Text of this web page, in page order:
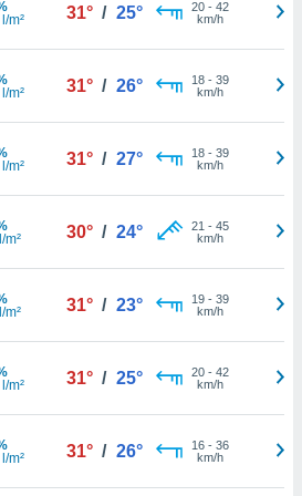
m²
31° / 25° 20- 42
km/h
m²
31° / 26° 18- 39
km/h
m²
31° / 27° 18- 39
km/h
m²
30° / 24° 21 - 45
km/h
m²
31° / 23° 19- 39
km/h
m²
31° / 25° 20- 42
km/h
m²
31° / 26° 16- 36
km/h